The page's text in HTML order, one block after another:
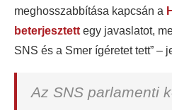
meghosszabbítása kapcsán a
beterjesztett egy javaslatot,
SNS és a Smer ígéretet tett” –
Az SNS parlamenti